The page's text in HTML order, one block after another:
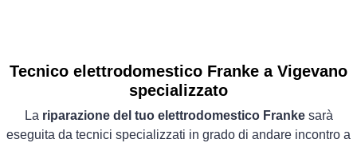
Tecnico elettrodomestico Franke a Vigevano
specializzato
La riparazione del tuo elettrodomestico Frankesarà
eseguita da tecnici specializzati in grado di andare incontro a